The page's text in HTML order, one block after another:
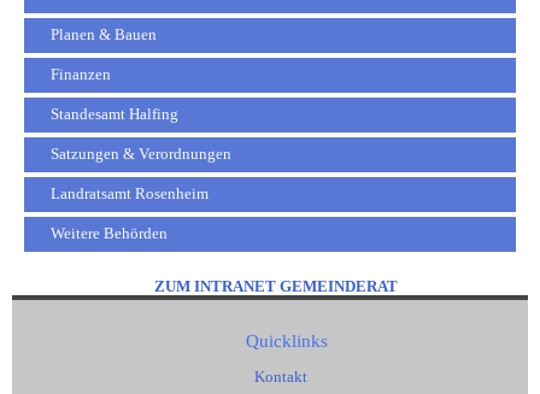
Planen & Bauen
Finanzen
Standesamt Halfing
Satzungen & Verordnungen
Landratsamt Rosenheim
Weitere Behörden
ZUM INTRANET GEMEINDERAT
Quicklinks
Kontakt